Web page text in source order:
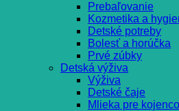
Prebaľovanie
Kozmetika a
Detské potreby
Bolesť a horúčka
Prvé zúbky
Detská výživa
Výživa
Detské čaje
Mlieka pre